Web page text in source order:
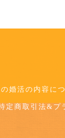
の婚活の内容に
定商取引法&プ